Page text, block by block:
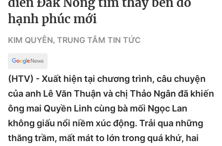
hạnh phúc mới
KIM QUYÊN, TRUNG TÂM TIN TỨC
(HTV) - Xuất hiện tại chương trình, câu chuyện
của anh Lê Văn Thuận và chị Thảo Ngân đã khiến
ông mai Quyền Linh cùng bà mối Ngọc Lan
không giấu nổi niềm xúc động. Trải qua những
thăng trầm, mất mát to lớn trong quá khứ, hai